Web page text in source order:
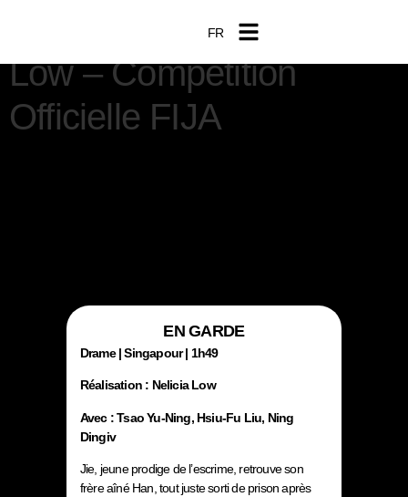
FR
EN
EN GARDE de Nelicia
Low – Compétition
Officielle FIJA
EN GARDE
Drame | Singapour | 1h49
Réalisation : Nelicia Low
Avec : Tsao Yu-Ning, Hsiu-Fu Liu, Ning
Dingiv
Jie, jeune prodige de l’escrime, retrouve son
frère aîné Han, tout juste sorti de prison après